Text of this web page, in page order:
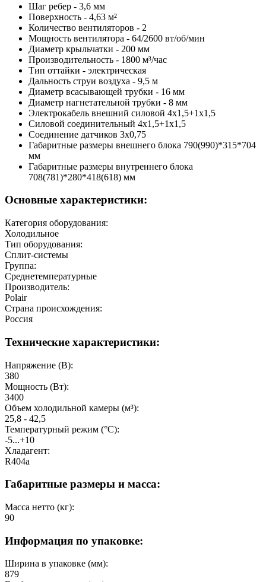
Шаг ребер - 3,6 мм
Поверхность - 4,63 м²
Количество вентиляторов - 2
Мощность вентилятора - 64/2600 вт/об/мин
Диаметр крыльчатки - 200 мм
Производительность - 1800 м³/час
Тип оттайки - электрическая
Дальность струи воздуха - 9,5 м
Диаметр всасывающей трубки - 16 мм
Диаметр нагнетательной трубки - 8 мм
Электрокабель внешний силовой 4х1,5+1х1,5
Cиловой соединительный 4х1,5+1х1,5
Соединение датчиков 3х0,75
Габаритные размеры внешнего блока 790(990)*315*704
мм
Габаритные размеры внутреннего блока
708(781)*280*418(618) мм
Основные характеристики:
Категория оборудования:
Холодильное
Тип оборудования:
Сплит-системы
Группа:
Среднетемпературные
Производитель:
Polair
Страна происхождения:
Россия
Технические характеристики:
Напряжение (В):
380
Мощность (Вт):
3400
Объем холодильной камеры (м³):
25,8 - 42,5
Температурный режим (°C):
-5...+10
Хладагент:
R404a
Габаритные размеры и масса:
Масса нетто (кг):
90
Информация по упаковке:
Ширина в упаковке (мм):
879